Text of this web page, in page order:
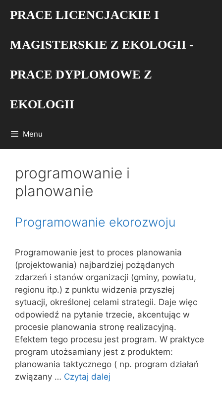
PRACE LICENCJACKIE I
MAGISTERSKIE Z EKOLOGII -
PRACE DYPLOMOWE Z
EKOLOGII
Menu
programowanie i
planowanie
Programowanie ekorozwoju
Programowanie jest to proces planowania
(projektowania) najbardziej pożądanych
zdarzeń i stanów organizacji (gminy, powiatu,
regionu itp.) z punktu widzenia przyszłej
sytuacji, określonej celami strategii. Daje więc
odpowiedź na pytanie trzecie, akcentując w
procesie planowania stronę realizacyjną.
Efektem tego procesu jest program. W praktyce
program utożsamiany jest z produktem:
planowania taktycznego ( np. program działań
związany … Czytaj dalej